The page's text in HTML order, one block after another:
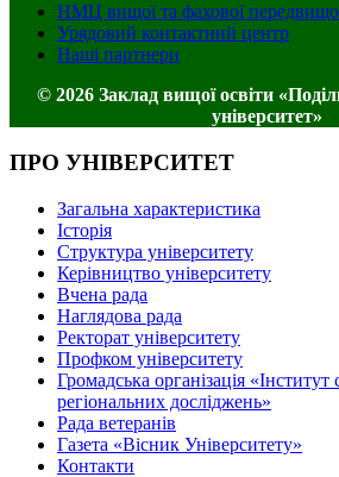
НМЦ вищої та фахової
Урядовий контактний центр
Наші партнери
© 2026 Заклад вищої освіти
університет»
ПРО УНІВЕРСИТЕТ
Загальна характеристика
Історія
Структура університету
Керівництво університету
Вчена рада
Наглядова рада
Ректорат університету
Профком університету
Громадська організація
регіональних досліджень»
Рада ветеранів
Газета «Вісник Університету»
Контакти